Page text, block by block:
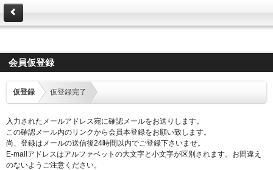
会員仮登録
仮登録 仮登録完了
入力されたメールアドレス宛に確認メールをお送りします。
この確認メール内のリンクから会員本登録をお願い致します。
尚、登録はメールの送信後24時間以内でご登録下さいませ。
E-mailアドレスはアルファベットの大文字と小文字が区別されます。お間違え
のないようご注意ください。